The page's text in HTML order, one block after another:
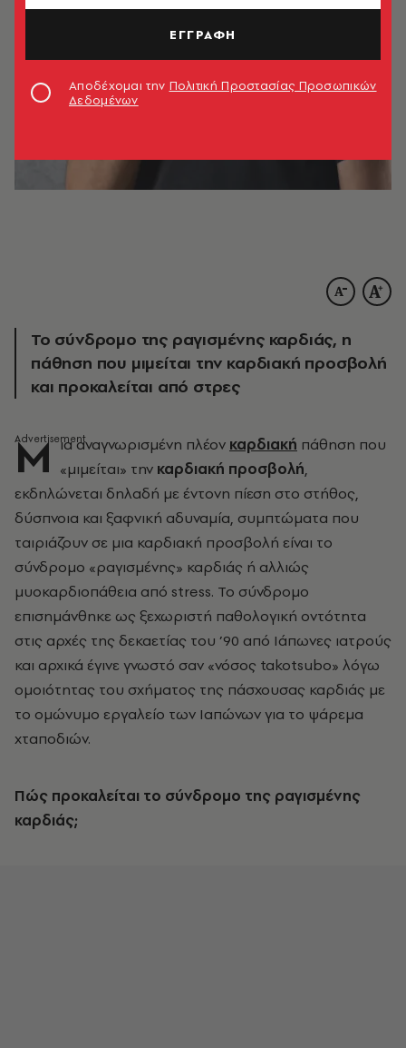
Το σύνδρομο της ραγισμένης καρδιάς, η
πάθηση που μιμείται την καρδιακή προσβολή
και προκαλείται από στρες
Μ ια αναγνωρισμένη πλέον καρδιακή πάθηση που
«μιμείται» την καρδιακή προσβολή,
εκδηλώνεται δηλαδή με έντονη πίεση στο στήθος,
δύσπνοια και ξαφνική αδυναμία, συμπτώματα που
ταιριάζουν σε μια καρδιακή προσβολή είναι το
σύνδρομο «ραγισμένης» καρδιάς ή αλλιώς
μυοκαρδιοπάθεια από stress. Το σύνδρομο
επισημάνθηκε ως ξεχωριστή παθολογική οντότητα
στις αρχές της δεκαετίας του ’90 από Ιάπωνες ιατρούς
και αρχικά έγινε γνωστό σαν «νόσος takotsubo» λόγω
ομοιότητας του σχήματος της πάσχουσας καρδιάς με
το ομώνυμο εργαλείο των Ιαπώνων για το ψάρεμα
χταποδιών.
Πώς προκαλείται το σύνδρομο της ραγισμένης
καρδιάς;
ΕΓΓΡΑΦΗ
Αποδέχομαι την Πολιτική Προστασίας Προσωπικών
Δεδομένων